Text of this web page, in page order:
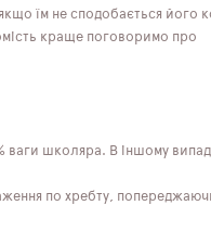
їм не сподобається його
краще поговоримо про
ваги школяра. В іншому
по хребту,